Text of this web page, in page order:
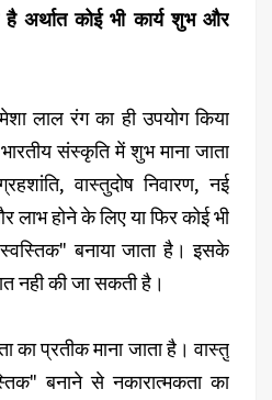
अर्थात कोई भी कार्य शुभ और
लाल रंग का ही उपयोग किया
संस्कृति में शुभ माना जाता
वास्तुदोष निवारण, नई
लाभ होने के लिए या फिर कोई भी
बनाया जाता है। इसके
नही की जा सकती है।
प्रतीक माना जाता है। वास्तु
बनाने से नकारात्मकता का